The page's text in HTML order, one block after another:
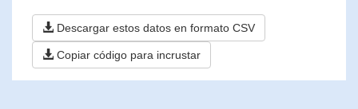
Descargar estos datos en formato CSV
Copiar código para incrustar